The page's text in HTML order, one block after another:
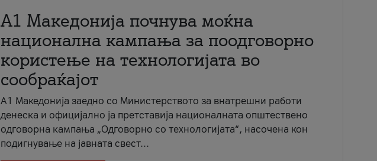
A1 Македонија почнува моќна
национална кампања за поодговорно
користење на технологијата во
сообраќајот
A1 Македонија заедно со Министерството за внатрешни работи
денеска и официјално ја претставија националната општествено
одговорна кампања „Одговорно со технологијата“, насочена кон
подигнување на јавната свест...